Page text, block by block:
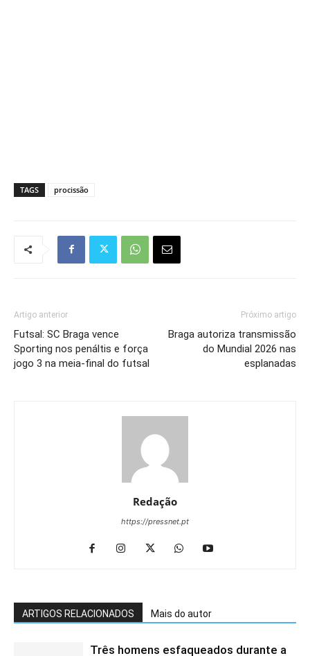
TAGS procissão
Artigo anterior
Futsal: SC Braga vence
Sporting nos penáltis e força
jogo 3 na meia-final do futsal
Próximo artigo
Braga autoriza transmissão
do Mundial 2026 nas
esplanadas
Redação
https://pressnet.pt
ARTIGOS RELACIONADOS Mais do autor
Três homens esfaqueados durante a